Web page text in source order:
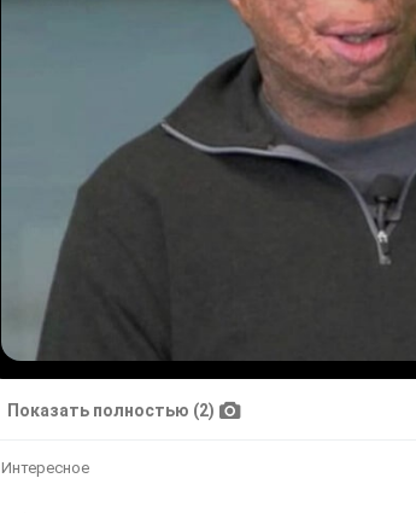
Показать полностью (2)
Интересное